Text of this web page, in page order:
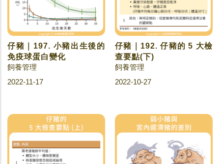
仔豬｜197. 小豬出生後的
免疫球蛋白變化
飼養管理
2022-11-17
仔豬｜192. 仔豬的 5 大檢
查要點(下)
飼養管理
2022-10-27